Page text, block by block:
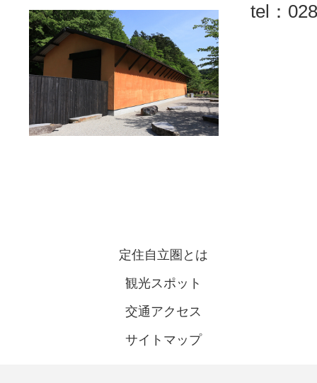
tel：
定住自立圏とは
観光スポット
交通アクセス
サイトマップ